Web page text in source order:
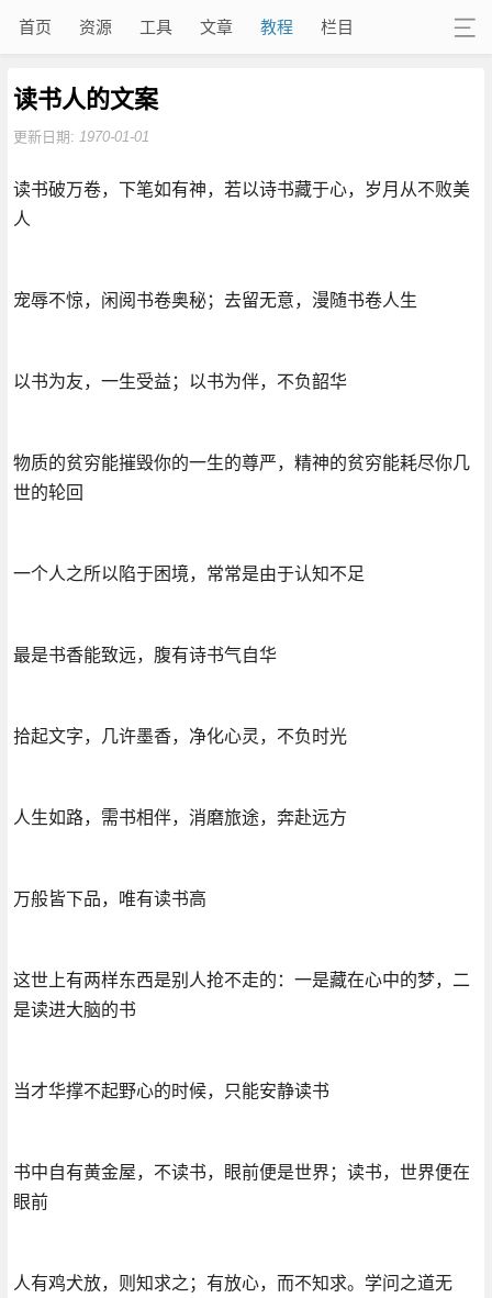
首页 资源 工具 文章 教程 栏目
读书人的文案
更新日期: 1970-01-01
读书破万卷，下笔如有神，若以诗书藏于心，岁月从不败美
人
宠辱不惊，闲阅书卷奥秘；去留无意，漫随书卷人生
以书为友，一生受益；以书为伴，不负韶华
物质的贫穷能摧毁你的一生的尊严，精神的贫穷能耗尽你几
世的轮回
一个人之所以陷于困境，常常是由于认知不足
最是书香能致远，腹有诗书气自华
拾起文字，几许墨香，净化心灵，不负时光
人生如路，需书相伴，消磨旅途，奔赴远方
万般皆下品，唯有读书高
这世上有两样东西是别人抢不走的：一是藏在心中的梦，二
是读进大脑的书
当才华撑不起野心的时候，只能安静读书
书中自有黄金屋，不读书，眼前便是世界；读书，世界便在
眼前
人有鸡犬放，则知求之；有放心，而不知求。学问之道无